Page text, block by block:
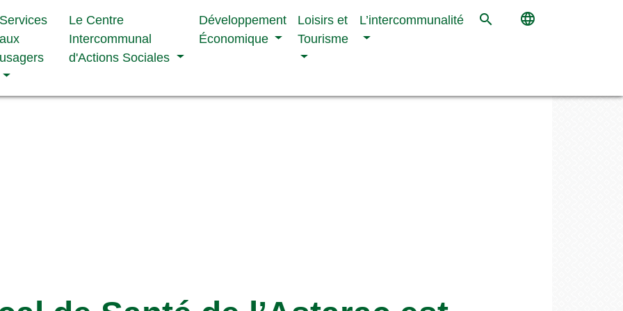
Services
aux
usagers
Le Centre
Intercommunal
d'Actions Sociales
Développement
Économique
Loisirs et
Tourisme
L’intercommunalité search language